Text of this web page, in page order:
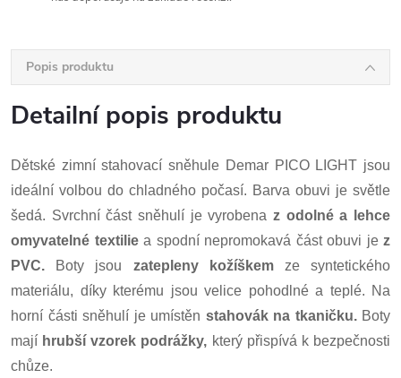
Popis produktu
Detailní popis produktu
Dětské zimní stahovací sněhule Demar PICO LIGHT jsou
ideální volbou do chladného počasí. Barva obuvi je světle
šedá. Svrchní část sněhulí je vyrobena z odolné a lehce
omyvatelné textiliea spodní nepromokavá část obuvi je z
PVC. Boty jsou zatepleny kožíškem ze syntetického
materiálu, díky kterému jsou velice pohodlné a teplé. Na
horní části sněhulí je umístěn stahovák na tkaničku.Boty
mají hrubší vzorek podrážky, který přispívá k bezpečnosti
chůze.